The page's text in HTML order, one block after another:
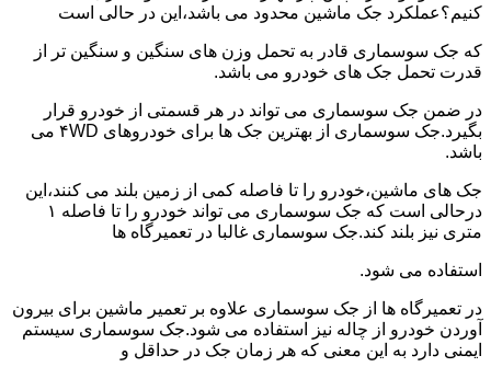
کنیم؟عملکرد جک ماشین محدود می باشد،این در حالی است
که جک سوسماری قادر به تحمل وزن های سنگین و سنگین تر از
قدرت تحمل جک های خودرو می باشد.
در ضمن جک سوسماری می تواند در هر قسمتی از خودرو قرار
بگیرد.جک سوسماری از بهترین جک ها برای خودروهای ۴WD می
باشد.
جک های ماشین،خودرو را تا فاصله کمی از زمین بلند می کنند،این
درحالی است که جک سوسماری می تواند خودرو را تا فاصله ۱
متری نیز بلند کند.جک سوسماری غالبا در تعمیرگاه ها
استفاده می شود.
در تعمیرگاه ها از جک سوسماری علاوه بر تعمیر ماشین برای بیرون
آوردن خودرو از چاله نیز استفاده می شود.جک سوسماری سیستم
ایمنی دارد به این معنی که هر زمان جک در حداقل و